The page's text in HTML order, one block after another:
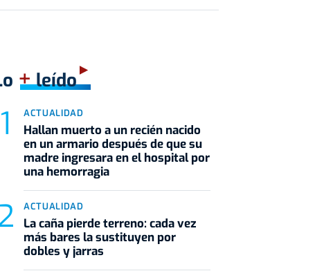
+leído
ACTUALIDAD
Hallan muerto a un recién nacido
en un armario después de que su
madre ingresara en el hospital por
una hemorragia
ACTUALIDAD
La caña pierde terreno: cada vez
más bares la sustituyen por
dobles y jarras